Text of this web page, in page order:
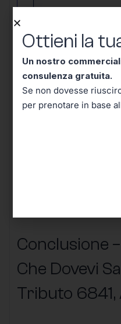
Un nostro
telefonicamente
consulenza
riuscirci, riproverà
Conclusione
Che Dovevi
Tributo 6841,
Ottieni la
Un nostro
consulenza gratuita.
Se non dovesse
per prenotare in base